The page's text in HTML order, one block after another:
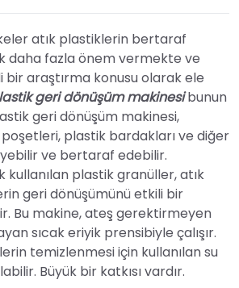
atık plastiklerin bertaraf
daha fazla önem vermekte ve
araştırma konusu olarak ele
geri dönüşüm makinesibunun
geri dönüşüm makinesi,
poşetleri, plastik bardakları ve diğer
ve bertaraf edebilir.
plastik granüller, atık
geri dönüşümünü etkili bir
Bu makine, ateş gerektirmeyen
sıcak eriyik prensibiyle çalışır.
temizlenmesi için kullanılan su
Büyük bir katkısı vardır.